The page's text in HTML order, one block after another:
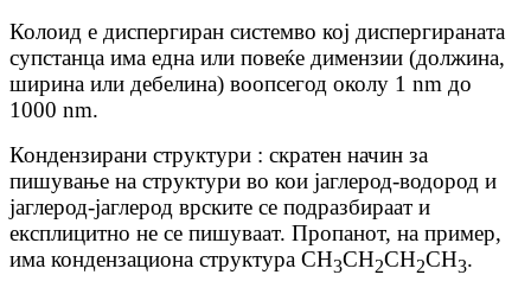
Колоид е диспергиран системво кој диспергираната
супстанца има една или повеќе димензии (должина,
ширина или дебелина) воопсегод околу 1 nm до
1000 nm.
Кондензирани структури : скратен начин за
пишување на структури во кои јаглерод-водород и
јаглерод-јаглерод врските се подразбираат и
експлицитно не се пишуваат. Пропанот, на пример,
има кондензациона структура CH3CH2CH2CH3.